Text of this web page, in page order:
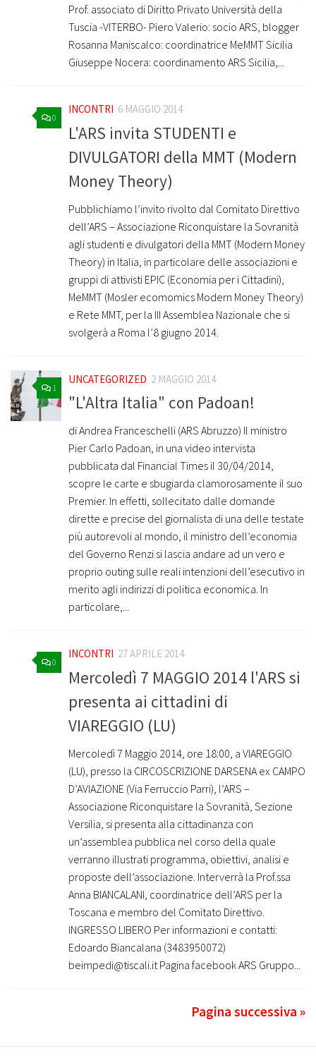
Prof. associato di Diritto Privato Università della
Tuscia -VITERBO- Piero Valerio: socio ARS, blogger
Rosanna Maniscalco: coordinatrice MeMMT Sicilia
Giuseppe Nocera: coordinamento ARS Sicilia,...
0
INCONTRI 6 MAGGIO 2014
L'ARS invita STUDENTI e
DIVULGATORI della MMT (Modern
Money Theory)
Pubblichiamo l’invito rivolto dal Comitato Direttivo
dell’ARS – Associazione Riconquistare la Sovranità
agli studenti e divulgatori della MMT (Modern Money
Theory) in Italia, in particolare delle associazioni e
gruppi di attivisti EPIC (Economia per i Cittadini),
MeMMT (Mosler ecomomics Modern Money Theory)
e Rete MMT, per la III Assemblea Nazionale che si
svolgerà a Roma l’8 giugno 2014.
1
UNCATEGORIZED 2 MAGGIO 2014
"L'Altra Italia" con Padoan!
di Andrea Franceschelli (ARS Abruzzo) Il ministro
Pier Carlo Padoan, in una video intervista
pubblicata dal Financial Times il 30/04/2014,
scopre le carte e sbugiarda clamorosamente il suo
Premier. In effetti, sollecitato dalle domande
dirette e precise del giornalista di una delle testate
più autorevoli al mondo, il ministro dell’economia
del Governo Renzi si lascia andare ad un vero e
proprio outing sulle reali intenzioni dell’esecutivo in
merito agli indirizzi di politica economica. In
particolare,...
0
INCONTRI 27 APRILE 2014
Mercoledì 7 MAGGIO 2014 l'ARS si
presenta ai cittadini di
VIAREGGIO (LU)
Mercoledì 7 Maggio 2014, ore 18:00, a VIAREGGIO
(LU), presso la CIRCOSCRIZIONE DARSENA ex CAMPO
D’AVIAZIONE (Via Ferruccio Parri), l’ARS –
Associazione Riconquistare la Sovranità, Sezione
Versilia, si presenta alla cittadinanza con
un’assemblea pubblica nel corso della quale
verranno illustrati programma, obiettivi, analisi e
proposte dell’associazione. Interverrà la Prof.ssa
Anna BIANCALANI, coordinatrice dell’ARS per la
Toscana e membro del Comitato Direttivo.
INGRESSO LIBERO Per informazioni e contatti:
Edoardo Biancalana (3483950072)
beimpedi@tiscali.it Pagina facebook ARS Gruppo...
Pagina successiva »